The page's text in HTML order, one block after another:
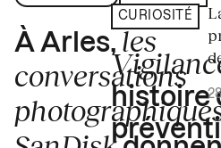
À Arles, les
conversations
CURIOSITÉ
histoire